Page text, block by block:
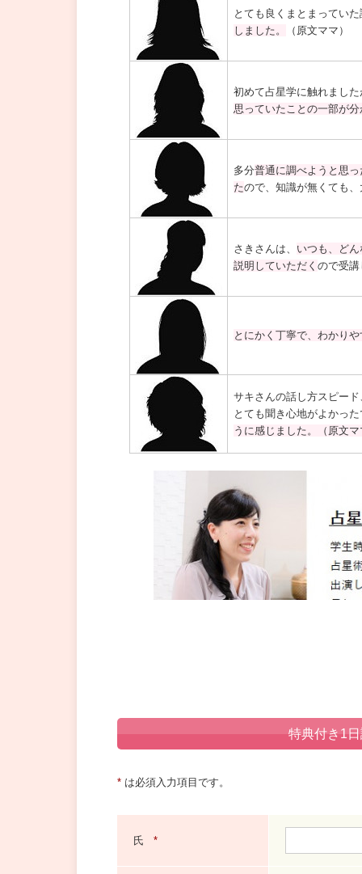
とても良くまとまってい
しました。
（原文ママ）
初めて占星学に触れまし
思っていたことの一部が
多分普通に調べようと思
たので、知識が無くても
さきさんは、 いつも、ど
説明していただく ので受
とにかく丁寧で、わかり
サキさんの話し方スピー
とても聞き心地がよかった
うに感じました。（原文マ
特典付き1
* は必須入力項目です。
氏 *